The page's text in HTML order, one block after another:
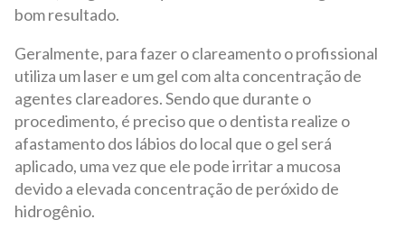
bom resultado.
Geralmente, para fazer o clareamento o profissional
utiliza um laser e um gel com alta concentração de
agentes clareadores. Sendo que durante o
procedimento, é preciso que o dentista realize o
afastamento dos lábios do local que o gel será
aplicado, uma vez que ele pode irritar a mucosa
devido a elevada concentração de peróxido de
hidrogênio.